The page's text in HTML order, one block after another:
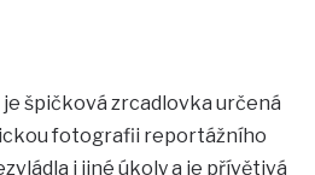
je špičková zrcadlovka určená
fotografii reportážního
i jiné úkoly a je přívětivá